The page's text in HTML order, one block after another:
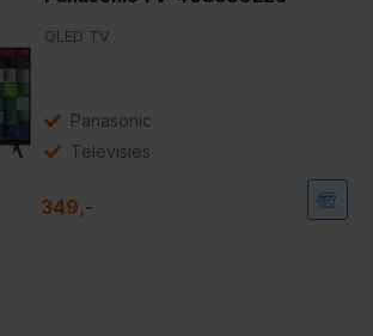
QLED TV
Panasonic
Televisies
349,-